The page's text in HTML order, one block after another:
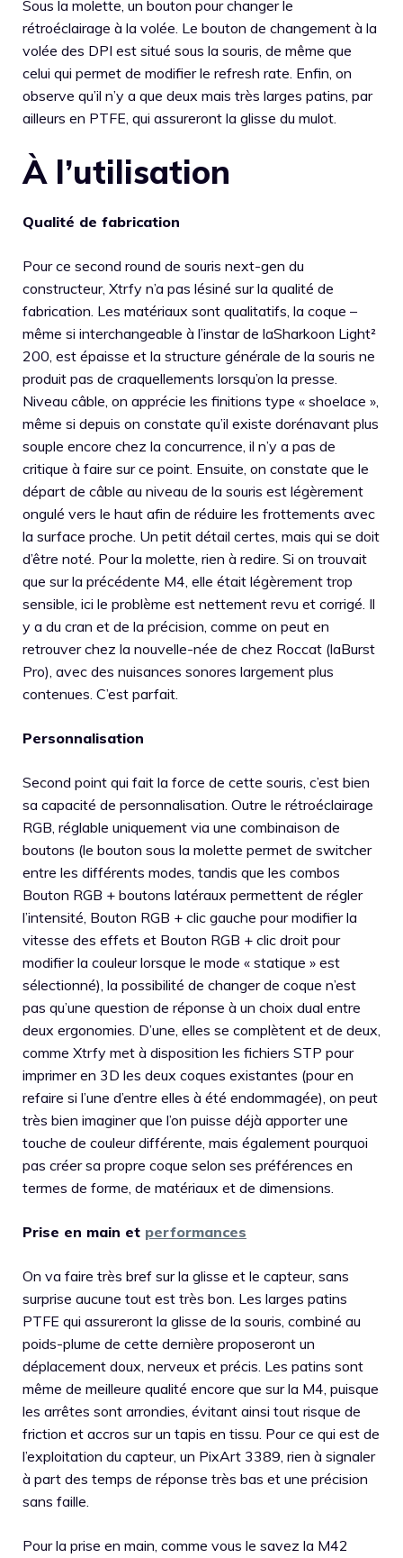
Sous la molette, un bouton pour changer le
rétroéclairage à la volée. Le bouton de changement à la
volée des DPI est situé sous la souris, de même que
celui qui permet de modifier le refresh rate. Enfin, on
observe qu’il n’y a que deux mais très larges patins, par
ailleurs en PTFE, qui assureront la glisse du mulot.
À l’utilisation
Qualité de fabrication
Pour ce second round de souris next-gen du
constructeur, Xtrfy n’a pas lésiné sur la qualité de
fabrication. Les matériaux sont qualitatifs, la coque –
même si interchangeable à l’instar de laSharkoon Light²
200, est épaisse et la structure générale de la souris ne
produit pas de craquellements lorsqu’on la presse.
Niveau câble, on apprécie les finitions type « shoelace »,
même si depuis on constate qu’il existe dorénavant plus
souple encore chez la concurrence, il n’y a pas de
critique à faire sur ce point. Ensuite, on constate que le
départ de câble au niveau de la souris est légèrement
ongulé vers le haut afin de réduire les frottements avec
la surface proche. Un petit détail certes, mais qui se doit
d’être noté. Pour la molette, rien à redire. Si on trouvait
que sur la précédente M4, elle était légèrement trop
sensible, ici le problème est nettement revu et corrigé. Il
y a du cran et de la précision, comme on peut en
retrouver chez la nouvelle-née de chez Roccat (laBurst
Pro), avec des nuisances sonores largement plus
contenues. C’est parfait.
Personnalisation
Second point qui fait la force de cette souris, c’est bien
sa capacité de personnalisation. Outre le rétroéclairage
RGB, réglable uniquement via une combinaison de
boutons (le bouton sous la molette permet de switcher
entre les différents modes, tandis que les combos
Bouton RGB + boutons latéraux permettent de régler
l’intensité, Bouton RGB + clic gauche pour modifier la
vitesse des effets et Bouton RGB + clic droit pour
modifier la couleur lorsque le mode « statique » est
sélectionné), la possibilité de changer de coque n’est
pas qu’une question de réponse à un choix dual entre
deux ergonomies. D’une, elles se complètent et de deux,
comme Xtrfy met à disposition les fichiers STP pour
imprimer en 3D les deux coques existantes (pour en
refaire si l’une d’entre elles à été endommagée), on peut
très bien imaginer que l’on puisse déjà apporter une
touche de couleur différente, mais également pourquoi
pas créer sa propre coque selon ses préférences en
termes de forme, de matériaux et de dimensions.
Prise en main et performances
On va faire très bref sur la glisse et le capteur, sans
surprise aucune tout est très bon. Les larges patins
PTFE qui assureront la glisse de la souris, combiné au
poids-plume de cette dernière proposeront un
déplacement doux, nerveux et précis. Les patins sont
même de meilleure qualité encore que sur la M4, puisque
les arrêtes sont arrondies, évitant ainsi tout risque de
friction et accros sur un tapis en tissu. Pour ce qui est de
l’exploitation du capteur, un PixArt 3389, rien à signaler
à part des temps de réponse très bas et une précision
sans faille.
Pour la prise en main, comme vous le savez la M42